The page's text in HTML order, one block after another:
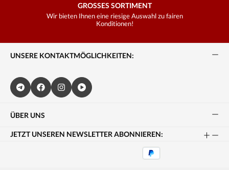
GROSSES SORTIMENT
Wir bieten Ihnen eine riesige Auswahl zu fairen
Konditionen!
UNSERE KONTAKTMÖGLICHKEITEN:
ÜBER UNS
JETZT UNSEREN NEWSLETTER ABONNIEREN: